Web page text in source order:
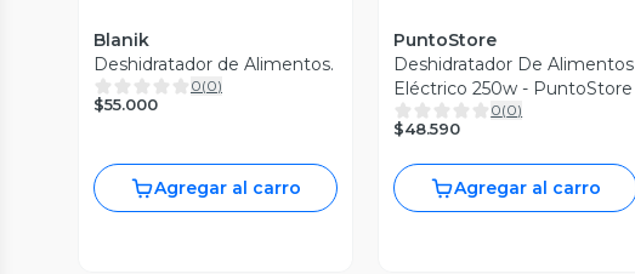
Blanik
Deshidratador de Alimentos.
0(0)
$55.000
Agregar al carro
PuntoStore
Deshidratador De Alimentos
Eléctrico 250w - PuntoStore
0(0)
$48.590
Agregar al carro